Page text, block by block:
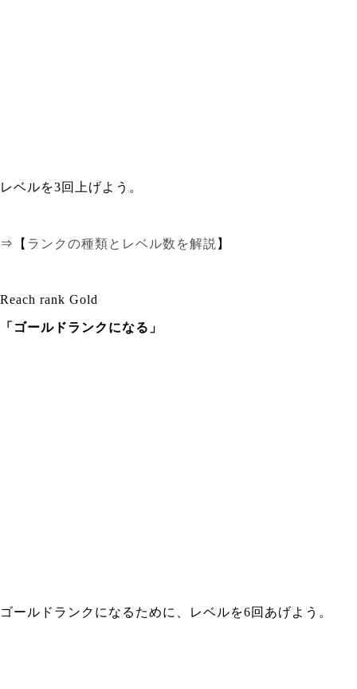
レベルを3回上げよう。
⇒【 ランクの種類とレベル数を解説 】
Reach rank Gold
「ゴールドランクになる」
ゴールドランクになるために、レベルを6回あげよう。